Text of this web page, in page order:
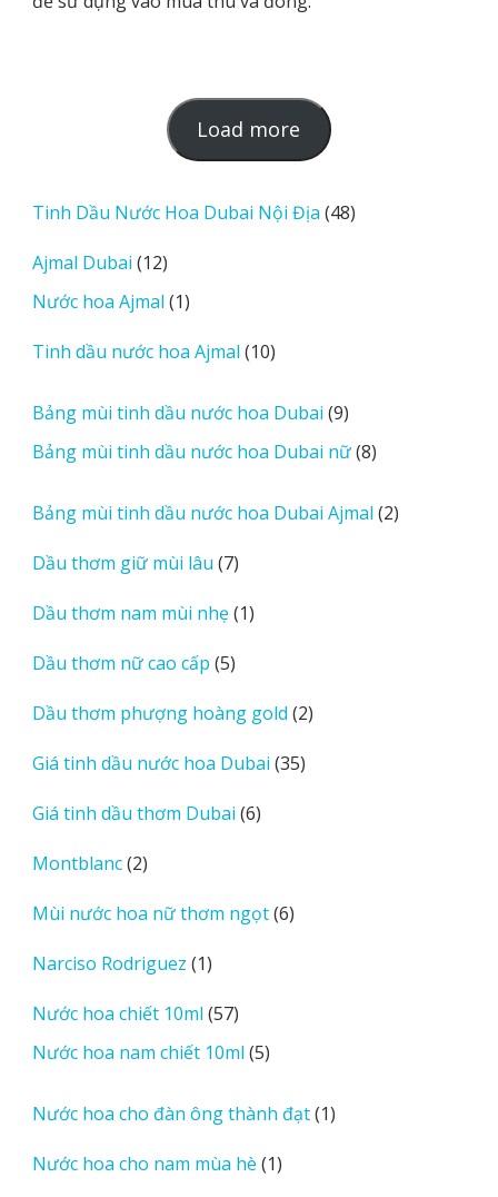
Load more
o
d
v
e
s
Tinh Dầu Nước Hoa Dubai Nội Địa 4848
Ajmal Dubai 1212
sản
phẩm
Nước hoa Ajmal 11
phẩm
Tinh dầu nước hoa Ajmal 1010
phẩm
Bảng mùi tinh dầu nước hoa Dubai 99
sản
phẩm
Bảng mùi tinh dầu nước hoa Dubai nữ 88
phẩm
Bảng mùi tinh dầu nước hoa Dubai Ajmal 22
Dầu thơm giữ mùi lâu 77
phẩm
Dầu thơm nam mùi nhẹ 11
Dầu thơm nữ cao cấp 55
phẩm
Dầu thơm phượng hoàng gold 22
Giá tinh dầu nước hoa Dubai 3535
Giá tinh dầu thơm Dubai 66
Montblanc 22
phẩm
Mùi nước hoa nữ thơm ngọt 66
Narciso Rodriguez 11
phẩm
Nước hoa chiết 10ml 5757
sản
phẩm
Nước hoa nam chiết 10ml 55
phẩm
Nước hoa cho đàn ông thành đạt 11
Nước hoa cho nam mùa hè 11